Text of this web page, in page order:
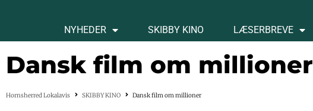
NYHEDER SKIBBY KINO LÆSERBREVE
Dansk film om millioner
Hornsherred Lokalavis SKIBBY KINO Dansk film om millioner